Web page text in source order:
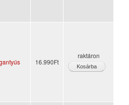
16.990Ft
raktáron